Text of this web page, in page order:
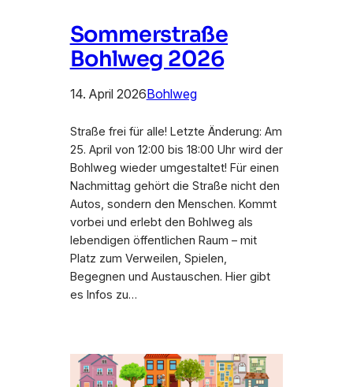
Sommerstraße
Bohlweg 2026
14. April 2026Bohlweg
Straße frei für alle! Letzte Änderung: Am
25. April von 12:00 bis 18:00 Uhr wird der
Bohlweg wieder umgestaltet! Für einen
Nachmittag gehört die Straße nicht den
Autos, sondern den Menschen. Kommt
vorbei und erlebt den Bohlweg als
lebendigen öffentlichen Raum – mit
Platz zum Verweilen, Spielen,
Begegnen und Austauschen. Hier gibt
es Infos zu…